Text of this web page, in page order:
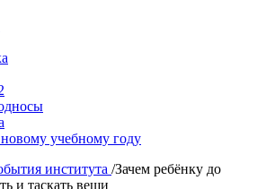
учебному году
института /Зачем ребёнку до
и таскать вещи